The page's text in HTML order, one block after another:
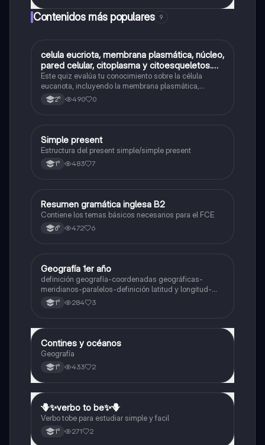
Contenidos más populares 9
CBiología
celula eucriota, membrana plasmática, núcleo,
pared celular, citoplasma y citoesqueletos.
nombre se las partes de la celula eucariota
Este quiz evalúa tu conocimiento sobre la célula
eucariota, incluyendo la membrana plasmática,
núcleo, pared celular, citoplasma y citoesqueleto.
2° 490 0
Inglés
Simple present
Estructura del present simple/simple present
1° 483 7
Inglés
Resumen gramática inglesa B2
Contiene los temas básicos necesarios para el FCE
6° 472 6
Geografía
Geografía 1er año
definición geografía-coordenadas geográficas-
meridianos-paralelos-definición latitud y longitud-
elementos del mapa-definición mapa-localización
relativa y absoluta
1° 284 3
Geografía
Contines y océanos
Geografía
1° 433 2
Inglés
🪻✨️verbo to be✨️🪻
Verbo tobe para estudiar simple y facil
1° 271 2